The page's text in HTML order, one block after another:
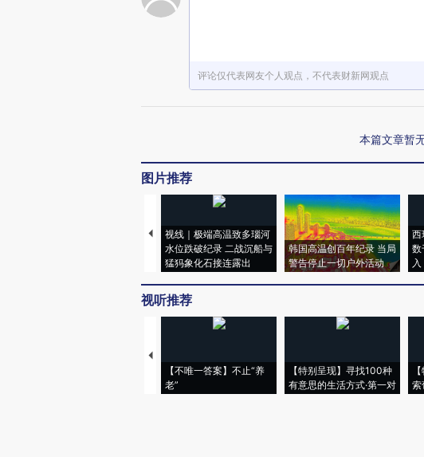
评论仅代表网友个人观点，不代表财新网观点
本篇文章暂
图片推荐
视线｜极端高温致多瑙河
水位跌破纪录 二战沉船与
猛犸象化石接连露出
韩国高温创百年纪录 当局
警告停止一切户外活动
西
数
入
视听推荐
【不唯一答案】不止“养
老”
【特别呈现】寻找100种
有意思的生活方式·第一对
索